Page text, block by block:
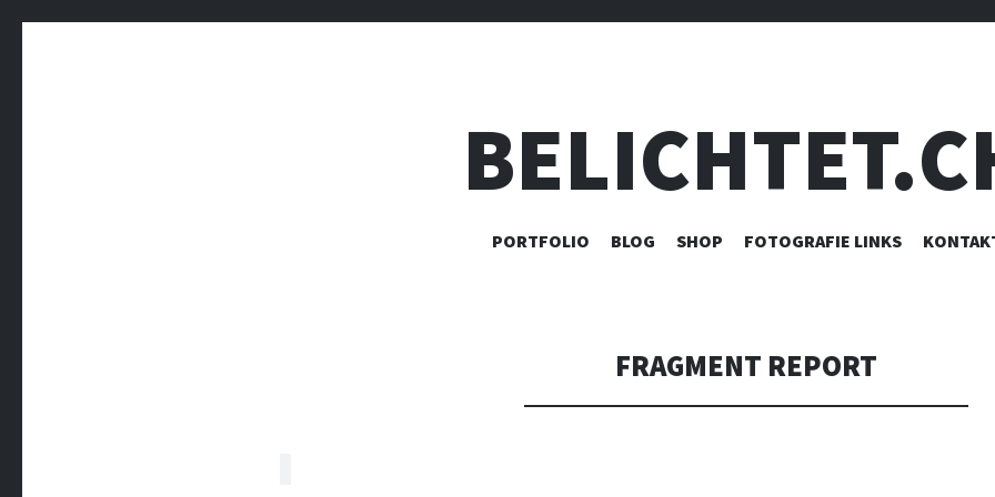
ZUM
PORTFOLIO BLOG SHOP FOTOGRAFIE LINKS
FRAGMENT REPORT